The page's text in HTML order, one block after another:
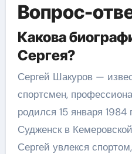
Вопрос-
Какова
Сергея?
Сергей Шакуров —
спортсмен,
родился 15 января
Судженск в
Сергей увлекся